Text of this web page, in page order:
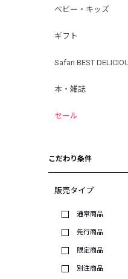
ベビー・キッズ
ギフト
Safari BEST
本・雑誌
セール
こだわり条件
販売タイプ
通常商品
先行商品
限定商品
別注商品